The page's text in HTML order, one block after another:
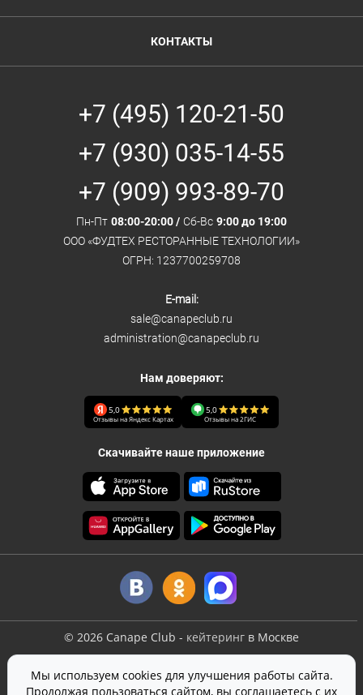
КОНТАКТЫ
+7 (495) 120-21-50
+7 (930) 035-14-55
+7 (909) 993-89-70
Пн-Пт 08:00-20:00 / Сб-Вс 9:00 до 19:00
ООО «ФУДТЕХ РЕСТОРАННЫЕ ТЕХНОЛОГИИ»
ОГРН: 1237700259708
E-mail:
sale@canapeclub.ru
administration@canapeclub.ru
Нам доверяют:
5,0
Отзывы на Яндекс Картах
5,0
Отзывы на 2ГИС
Скачивайте наше приложение
© 2026 Canape Club - кейтеринг в Москве
Политика конфиденциальности
Мы используем cookies для улучшения работы сайта.
Продолжая пользоваться сайтом, вы соглашаетесь с их